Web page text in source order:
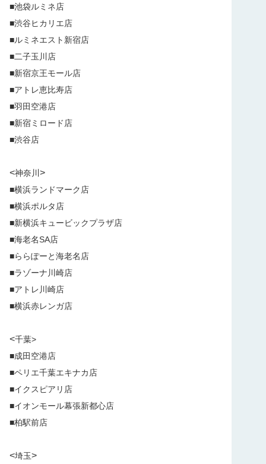
■池袋ルミネ店
■渋谷ヒカリエ店
■ルミネエスト新宿店
■二子玉川店
■新宿京王モール店
■アトレ恵比寿店
■羽田空港店
■新宿ミロード店
■渋谷店
<神奈川 >
■横浜ランドマーク店
■横浜ポルタ店
■新横浜キュービックプラザ店
■海老名SA店
■ららぽーと海老名店
■ラゾーナ川崎店
■アトレ川崎店
■横浜赤レンガ店
<千葉>
■成田空港店
■ペリエ千葉エキナカ店
■イクスピアリ店
■イオンモール幕張新都心店
■柏駅前店
<埼玉>